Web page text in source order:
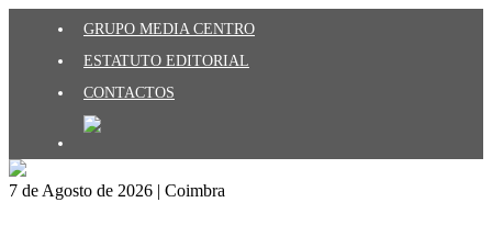
GRUPO MEDIA CENTRO
ESTATUTO EDITORIAL
CONTACTOS
7 de Agosto de 2026 | Coimbra